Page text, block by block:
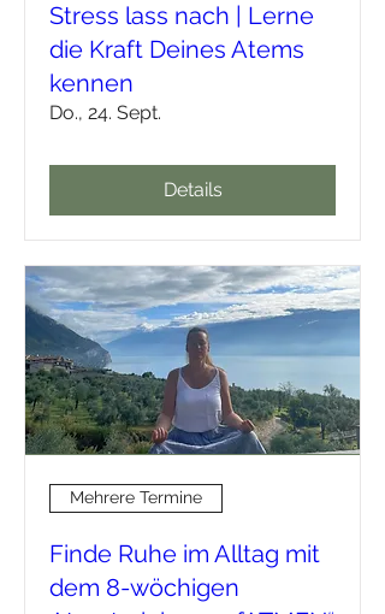
Stress lass nach | Lerne
die Kraft Deines Atems
kennen
Do., 24. Sept.
Details
Mehrere Termine
Finde Ruhe im Alltag mit
dem 8-wöchigen